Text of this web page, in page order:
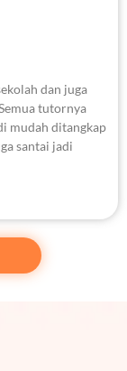
dan juga
tutornya
mudah ditangkap
santai jadi